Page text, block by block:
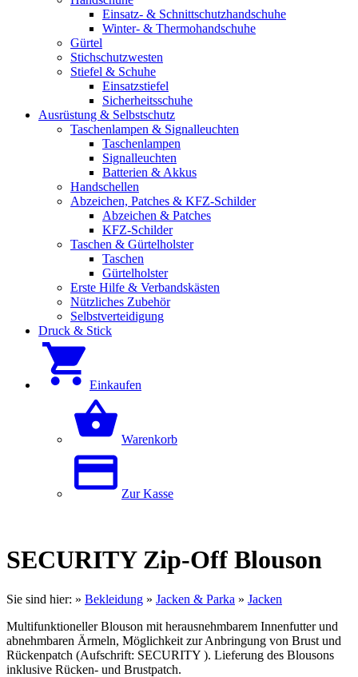
Einsatz- & Schnittschutzhandschuhe
Winter- & Thermohandschuhe
Gürtel
Stichschutzwesten
Stiefel & Schuhe
Einsatzstiefel
Sicherheitsschuhe
Ausrüstung & Selbstschutz
Taschenlampen & Signalleuchten
Taschenlampen
Signalleuchten
Batterien & Akkus
Handschellen
Abzeichen, Patches & KFZ-Schilder
Abzeichen & Patches
KFZ-Schilder
Taschen & Gürtelholster
Taschen
Gürtelholster
Erste Hilfe & Verbandskästen
Nützliches Zubehör
Selbstverteidigung
Druck & Stick
Einkaufen
Warenkorb
Zur Kasse
SECURITY Zip-Off Blouson
Sie sind hier: » Bekleidung » Jacken & Parka » Jacken
Multifunktioneller Blouson mit herausnehmbarem Innenfutter und
abnehmbaren Ärmeln, Möglichkeit zur Anbringung von Brust und
Rückenpatch (Aufschrift: SECURITY ). Lieferung des Blousons
inklusive Rücken- und Brustpatch.